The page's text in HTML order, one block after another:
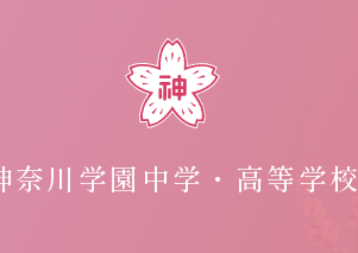
奈川学園中学・高等学校